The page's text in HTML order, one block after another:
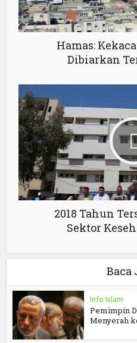
Hamas:
Dibiarkan
2018 Tahun
Sektor
Baca
Info Islam
Pemimpin
Menyerah